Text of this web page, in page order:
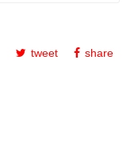
tweet share